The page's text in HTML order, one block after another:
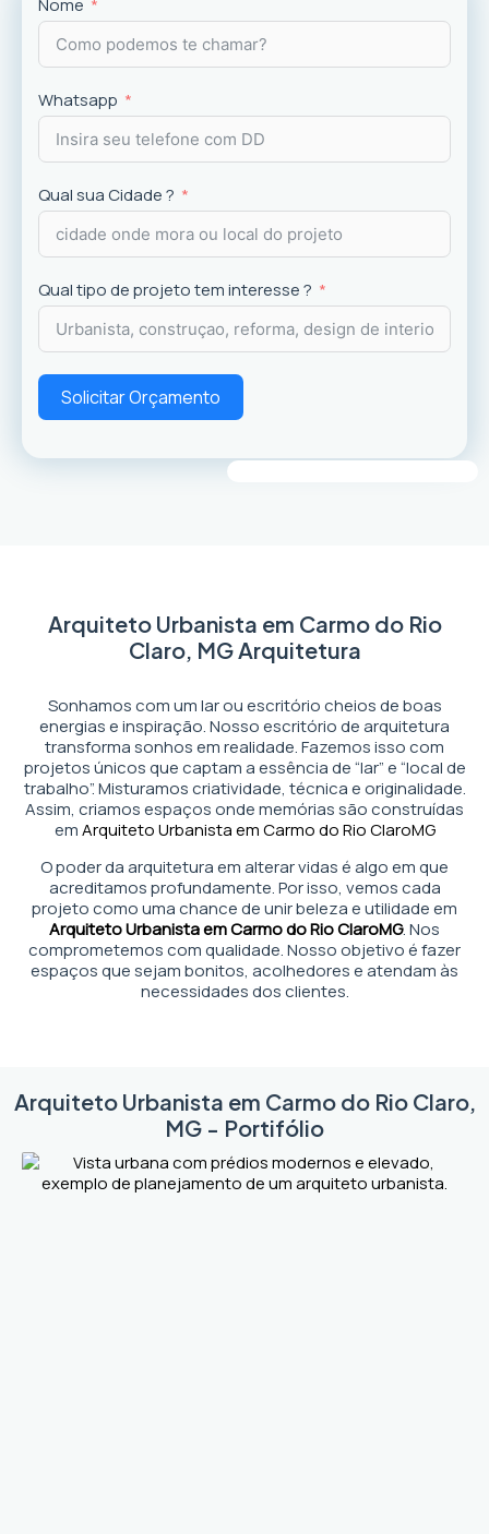
experiência dos usuários.
Nome
Whatsapp
Qual sua Cidade ?
Qual tipo de projeto tem interesse ?
Solicitar Orçamento
Arquiteto Urbanista em Carmo do Rio
Claro, MG Arquitetura
Sonhamos com um lar ou escritório cheios de boas
energias e inspiração. Nosso escritório de arquitetura
transforma sonhos em realidade. Fazemos isso com
projetos únicos que captam a essência de “lar” e “local de
trabalho”. Misturamos criatividade, técnica e originalidade.
Assim, criamos espaços onde memórias são construídas
emArquiteto Urbanista em Carmo do Rio ClaroMG
O poder da arquitetura em alterar vidas é algo em que
acreditamos profundamente. Por isso, vemos cada
projeto como uma chance de unir beleza e utilidade em
Arquiteto Urbanista em Carmo do Rio ClaroMG. Nos
comprometemos com qualidade. Nosso objetivo é fazer
espaços que sejam bonitos, acolhedores e atendam às
necessidades dos clientes.
Arquiteto Urbanista em Carmo do Rio Claro,
MG - Portifólio